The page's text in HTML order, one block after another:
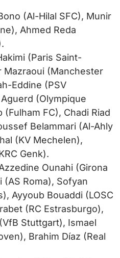
(Al-Hilal SFC), Munir
Ahmed Reda
(Paris Saint-
Mazraoui (Manchester
Eddine (PSV
(Olympique
(Fulham FC), Chadi Riad
Belammari (Al-Ahly
(KV Mechelen),
Genk).
Ounahi (Girona
(AS Roma), Sofyan
Ayyoub Bouaddi (LOSC
(RC Estrasburgo),
Stuttgart), Ismael
Brahim Díaz (Real